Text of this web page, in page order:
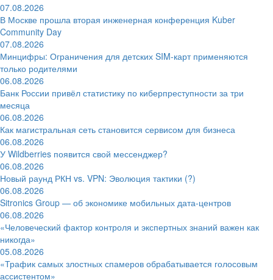
07.08.2026
В Москве прошла вторая инженерная конференция Kuber
Community Day
07.08.2026
Минцифры: Ограничения для детских SIM-карт применяются
только родителями
06.08.2026
Банк России привёл статистику по киберпреступности за три
месяца
06.08.2026
Как магистральная сеть становится сервисом для бизнеса
06.08.2026
У Wildberries появится свой мессенджер?
06.08.2026
Новый раунд РКН vs. VPN: Эволюция тактики (?)
06.08.2026
Sitronics Group — об экономике мобильных дата-центров
06.08.2026
«Человеческий фактор контроля и экспертных знаний важен как
никогда»
05.08.2026
«Трафик самых злостных спамеров обрабатывается голосовым
ассистентом»